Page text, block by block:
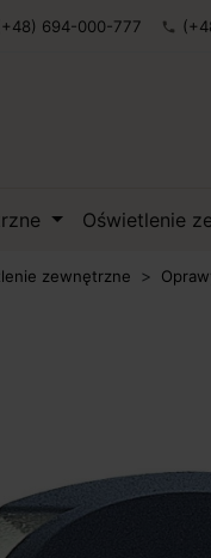
694-000-777 phone
Oświetlenie
zewnętrzne